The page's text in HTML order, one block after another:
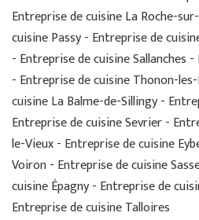
Entreprise de cuisine La Roche-
cuisine Passy - Entreprise de
- Entreprise de cuisine Sallanches
- Entreprise de cuisine Thonon-
cuisine La Balme-de-Sillingy -
Entreprise de cuisine Sevrier -
le-Vieux - Entreprise de cuisine
Voiron - Entreprise de cuisine
cuisine Épagny - Entreprise de
Entreprise de cuisine Talloires